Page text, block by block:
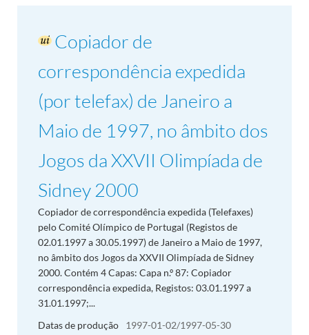
Copiador de
correspondência expedida
(por telefax) de Janeiro a
Maio de 1997, no âmbito dos
Jogos da XXVII Olimpíada de
Sidney 2000
Copiador de correspondência expedida (Telefaxes)
pelo Comité Olímpico de Portugal (Registos de
02.01.1997 a 30.05.1997) de Janeiro a Maio de 1997,
no âmbito dos Jogos da XXVII Olimpíada de Sidney
2000. Contém 4 Capas: Capa n.º 87: Copiador
correspondência expedida, Registos: 03.01.1997 a
31.01.1997;...
Datas de produção
1997-01-02/1997-05-30